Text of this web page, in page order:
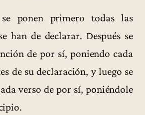
ponen primero todas las
han de declarar. Después se
de por sí, poniendo cada
de su declaración, y luego se
verso de por sí, poniéndole